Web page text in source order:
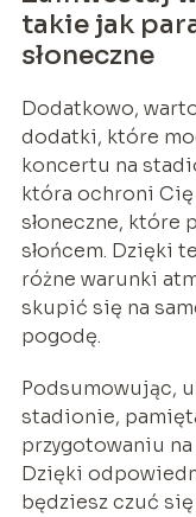
takie jak
słoneczne
Dodatkowo,
dodatki, które
koncertu na
która ochroni Cię
słoneczne, które
słońcem. Dzięki
różne warunki
skupić się na
pogodę.
Podsumowując,
stadionie,
przygotowaniu
Dzięki
będziesz czuć